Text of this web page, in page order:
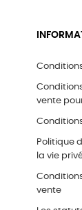
vente
Politique
la vie
vente